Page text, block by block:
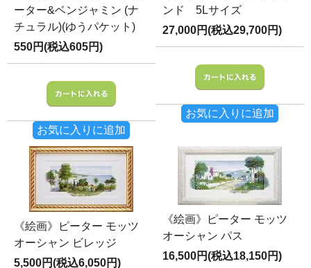
ーター&ベンジャミン (ナ
チュラル)(ゆうパケット)
550円(税込605円)
お気に入りに追加
ンド 5Lサイズ
27,000円(税込29,700円)
お気に入りに追加
《絵画》ピーター モッツ
オーシャン ビレッジ
5,500円(税込6,050円)
《絵画》ピーター モッツ
オーシャン パス
16,500円(税込18,150円)